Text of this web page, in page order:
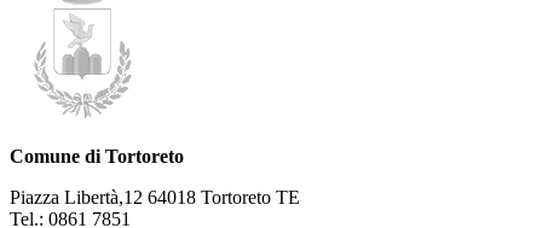
Comune di Tortoreto
Piazza Libertà,12 64018 Tortoreto TE
Tel.: 0861 7851